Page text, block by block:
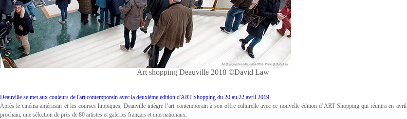
Art shopping Deauville 2018 ©David Law
Deauville se met aux couleurs de l'art contemporain avec la deuxième édition d'ART Shopping du 20 au 22 avril 2019
Après le cinéma américain et les courses hippiques, Deauville intègre l’art contemporain à son offre culturelle avec ce nouvelle édition d’ART Shopping qui réunira en avril
prochain, une sélection de près de 80 artistes et galeries français et internationaux.